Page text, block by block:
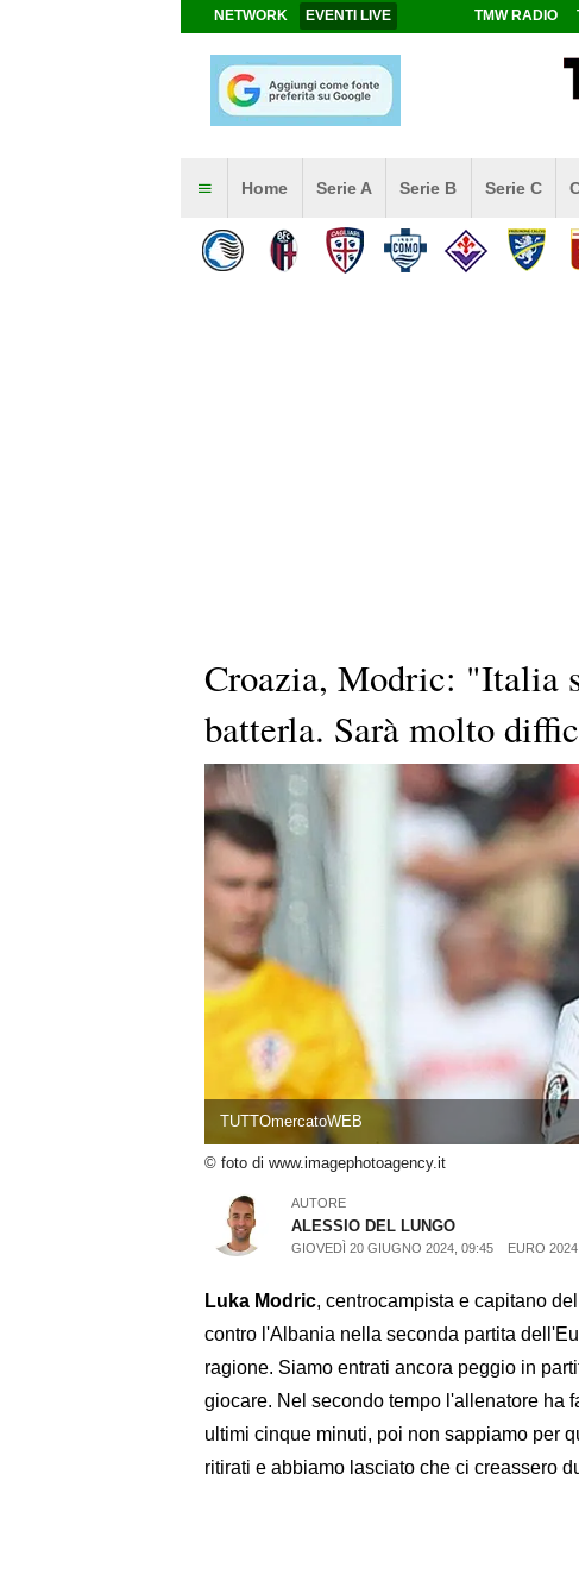
NETWORK EVENTI LIVE TMW RADIO
Home Serie A Serie B Serie C
Croazia, Modric: "Italia
batterla. Sarà molto
TUTTOmercatoWEB
© foto di www.imagephotoagency.it
AUTORE
ALESSIO DEL LUNGO
GIOVEDÌ 20 GIUGNO 2024, 09:45 EURO 2024
Luka Modric, centrocampista e capitano
contro l'Albania nella seconda partita
ragione. Siamo entrati ancora peggio in
giocare. Nel secondo tempo l'allenatore ha
ultimi cinque minuti, poi non sappiamo per
ritirati e abbiamo lasciato che ci creassero